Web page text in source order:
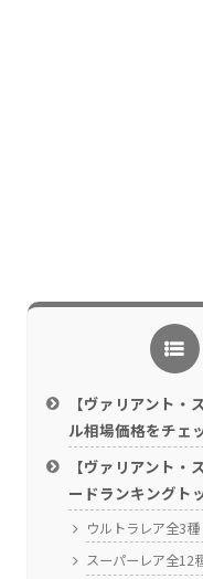
【ヴァリアント
ル相場価格をチェ
【ヴァリアント
ードランキングト
ウルトラレア全3種
スーパーレア全12